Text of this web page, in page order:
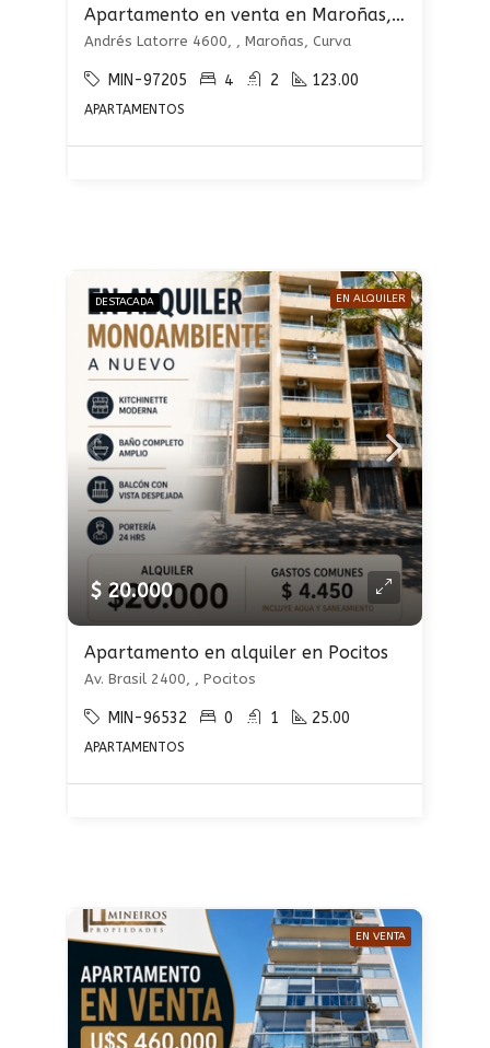
Apartamento en venta en Maroñas, Curva
Andrés Latorre 4600, , Maroñas, Curva
MIN-97205 4 2 123.00
APARTAMENTOS
DESTACADA EN ALQUILER
$ 20.000
Apartamento en alquiler en Pocitos
Av. Brasil 2400, , Pocitos
MIN-96532 0 1 25.00
APARTAMENTOS
EN VENTA